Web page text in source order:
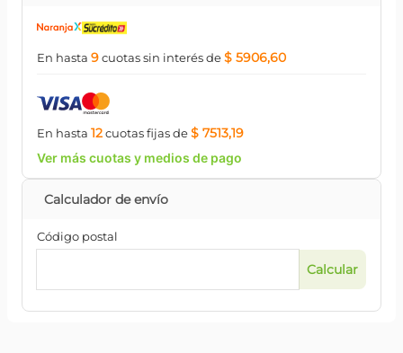
En hasta 9cuotassin interésde$ 5906,60
En hasta 12cuotasfijasde$ 7513,19
Ver más cuotas y medios de pago
Código postal